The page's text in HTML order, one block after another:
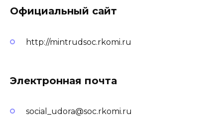
Официальный сайт
http://mintrudsoc.rkomi.ru
Электронная почта
social_udora@soc.rkomi.ru